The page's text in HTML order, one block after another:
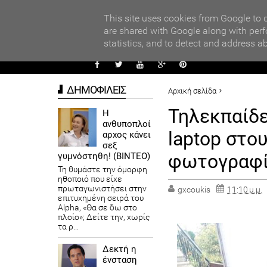
Αρχική σελίδα
ΕΛΛΑΔΑ
Τηλεκπαίδευση : Η
laptop
gxcoukis 11:10 μ.μ.
ΔΗΜΟΦΙΛΕΙΣ
Η
ανθυποπλοί
αρχος κάνει
σεξ
γυμνόστηθη! (ΒΙΝΤΕΟ)
Τη θυμάστε την όμορφη
ηθοποιό που είχε
πρωταγωνιστήσει στην
επιτυχημένη σειρά του
Alpha, «Θα σε δω στο
πλοίο»; Δείτε την, χωρίς
τα ρ...
Δεκτή η
ένσταση
This site uses cookies from Google to
are shared with Google along with
statistics, and to detect and address